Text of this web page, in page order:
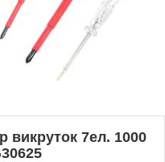
викруток 7ел. 1000